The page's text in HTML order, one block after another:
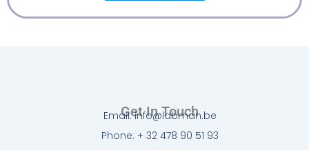
Get In Touch
Email: info@labman.be
Phone: + 32 478 90 51 93